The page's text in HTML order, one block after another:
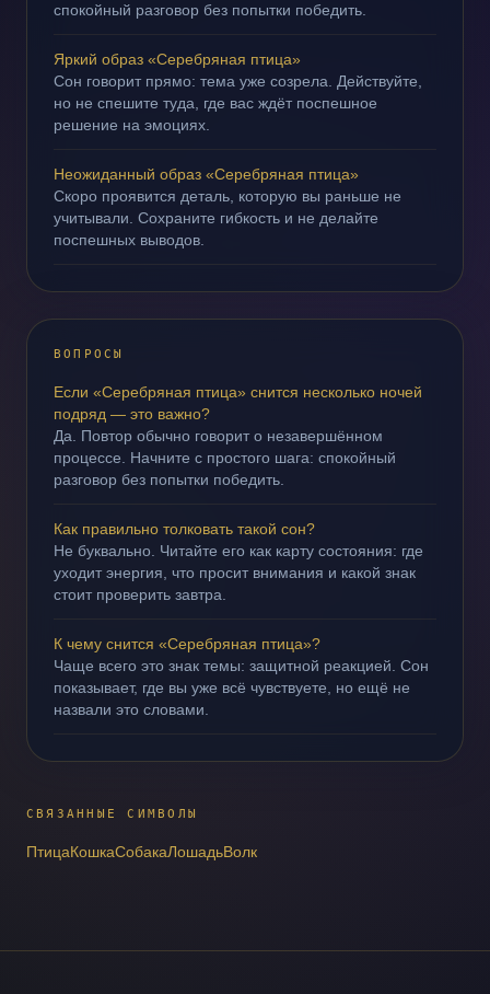
спокойный разговор без попытки победить.
Яркий образ «Серебряная птица»
Сон говорит прямо: тема уже созрела. Действуйте,
но не спешите туда, где вас ждёт поспешное
решение на эмоциях.
Неожиданный образ «Серебряная птица»
Скоро проявится деталь, которую вы раньше не
учитывали. Сохраните гибкость и не делайте
поспешных выводов.
ВОПРОСЫ
Если «Серебряная птица» снится несколько ночей
подряд — это важно?
Да. Повтор обычно говорит о незавершённом
процессе. Начните с простого шага: спокойный
разговор без попытки победить.
Как правильно толковать такой сон?
Не буквально. Читайте его как карту состояния: где
уходит энергия, что просит внимания и какой знак
стоит проверить завтра.
К чему снится «Серебряная птица»?
Чаще всего это знак темы: защитной реакцией. Сон
показывает, где вы уже всё чувствуете, но ещё не
назвали это словами.
СВЯЗАННЫЕ СИМВОЛЫ
ПтицаКошкаСобакаЛошадьВолк